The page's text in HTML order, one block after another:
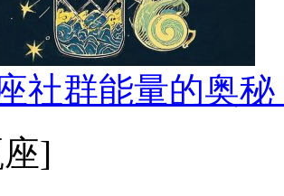
社群能量的奥
]